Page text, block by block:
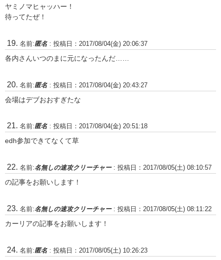
ヤミノマヒャッハー！
待ってたぜ！
名前:匿名 : 投稿日：2017/08/04(金) 20:06:37
各内さんいつのまに元になったんだ……
名前:匿名 : 投稿日：2017/08/04(金) 20:43:27
会場はデブおおすぎたな
名前:匿名 : 投稿日：2017/08/04(金) 20:51:18
edh参加できてなくて草
名前:名無しの速攻クリーチャー: 投稿日：2017/08/05(土) 08:10:57
の記事をお願いします！
名前:名無しの速攻クリーチャー: 投稿日：2017/08/05(土) 08:11:22
カーリアの記事をお願いします！
名前:匿名 : 投稿日：2017/08/05(土) 10:26:23